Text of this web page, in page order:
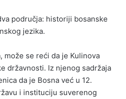
područja: historiji bosanske
jezika.
može se reći da je Kulinova
državnosti. Iz njenog sadržaja
da je Bosna već u 12.
i instituciju suverenog